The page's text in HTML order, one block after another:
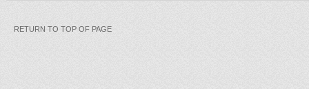
RETURN TO TOP OF PAGE